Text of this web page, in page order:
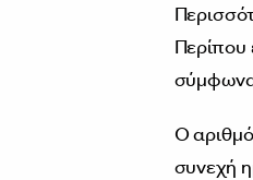
Ο
συνεχή